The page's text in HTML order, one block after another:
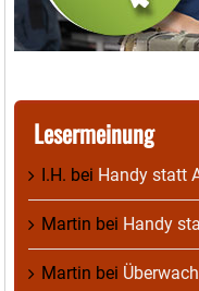
Lesermeinung
I.H. bei Handy statt
Martin bei Handy
Martin bei